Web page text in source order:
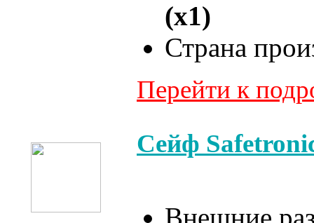
(x1)
Страна
Перейти к
Сейф